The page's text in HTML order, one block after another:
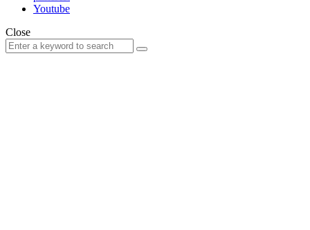
Youtube
Close
Search
for:
Search